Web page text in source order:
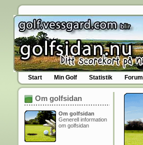
Start Min Golf Statistik Forum
Om golfsidan
Om golfsidan
Generell information
om golfsidan